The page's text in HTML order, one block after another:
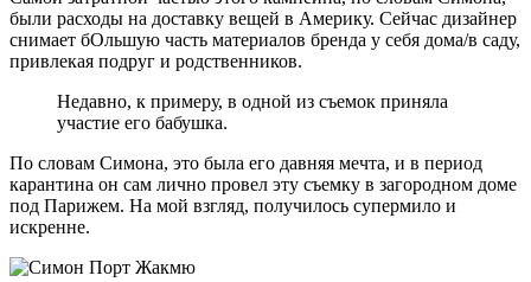
были расходы на доставку вещей в Америку. Сейчас дизайнер
снимает бОльшую часть материалов бренда у себя дома/в саду,
привлекая подруг и родственников.
Недавно, к примеру, в одной из съемок приняла
участие его бабушка.
По словам Симона, это была его давняя мечта, и в период
карантина он сам лично провел эту съемку в загородном доме
под Парижем. На мой взгляд, получилось супермило и
искренне.